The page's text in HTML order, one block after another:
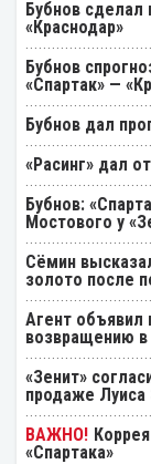
Бубнов сделал
«Краснодар»
Бубнов
«Спартак» —
Бубнов дал
«Расинг» дал
Бубнов:
Мостового у
Cёмин
золото после
Агент
возвращению в
«Зенит»
продаже Луиса
«Спартака»